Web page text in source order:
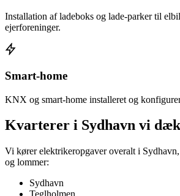
Installation af ladeboks og lade-parker til
ejerforeninger.
Smart-home
KNX og smart-home installeret og
Kvarterer i Sydhavn vi
Vi kører elektrikeropgaver overalt i Sydhavn
og lommer:
Sydhavn